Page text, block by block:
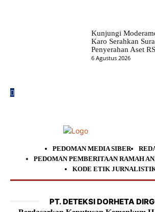
Kunjungi
Karo Serahkan
Penyerahan Aset
6 Agustus 2026
PEDOMAN MEDIA SIBER
PEDOMAN PEMBERITAAN RAMAH
KODE ETIK
PT. DETEKSI DORHETA